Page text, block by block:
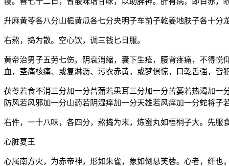
升麻黄苓各八分山栀黄瓜各七分央明子车前子乾姜地肤子各十分
右熬，捣为散。空心饮，调三钱匕日服。
黄帝治男子五劳七伤。阴衰消缩，囊下生疮，腰背疼痛，不得
血，茎痛核痛、或复淋沥、污衣赤黄，或梦俱惊，口乾舌强，皆
茯苓若食不消三分加一分莒蒲若患耳三分加一分苦篓若热渴加
防风若风邪加一分山药若阴湿痒加一分天雄若风痒加一分蛇将
右件，一十八味，各四分，熬捣为末，炼蜜丸如梧桐子大。先服
心脏夏王
心属南方火，为赤帝神，形如朱雀，象如倒悬芙蓉。心者，纤